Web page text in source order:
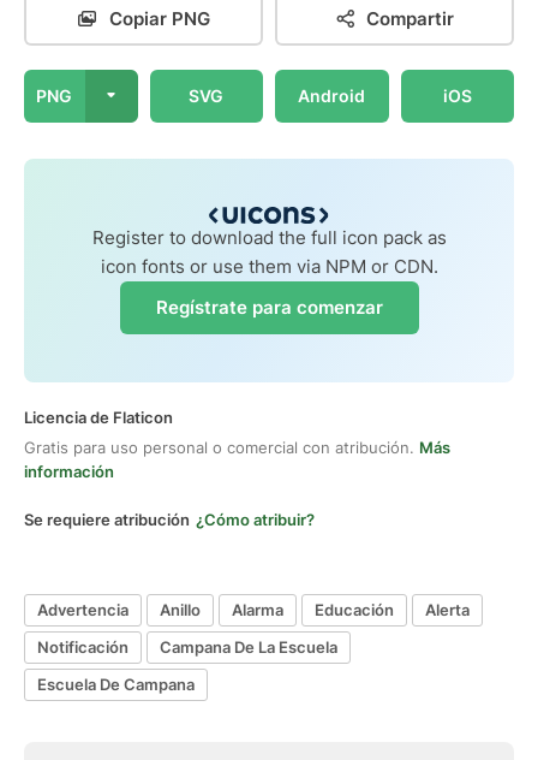
Copiar PNG Compartir
PNG SVG Android iOS
Register to download the full icon pack as
icon fonts or use them via NPM or CDN.
Regístrate para comenzar
Licencia de Flaticon
Gratis para uso personal o comercial con atribución. Más
información
Se requiere atribución ¿Cómo atribuir?
Advertencia Anillo Alarma Educación
Alerta
Notificación
Campana De La Escuela
Escuela De Campana